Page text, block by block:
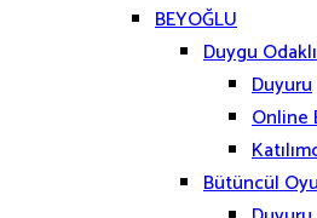
BEYOĞLU
Duygu
Duyuru
Online
Bütüncül